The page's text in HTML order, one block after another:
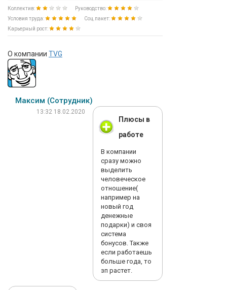
Коллектив:
Руководство:
Условия труда:
Соц.пакет:
Карьерный рост:
О компании TVG
Максим (Сотрудник)
13:32 18.02.2020
Плюсы в
работе
В компании
сразу можно
выделить
человеческое
отношение(
например на
новый год
денежные
подарки) и своя
система
бонусов. Также
если работаешь
больше года, то
зп растет.